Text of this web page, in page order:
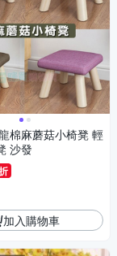
棉麻蘑菇小椅凳 輕
沙發
加入購物車